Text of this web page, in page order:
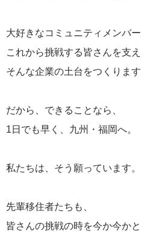
大好きなコミュニティメンバー
これから挑戦する皆さんを支え
そんな企業の土台をつくります
だから、できることなら、
1日でも早く、九州・福岡へ。
私たちは、そう願っています。
先輩移住者たちも、
皆さんの挑戦の時を今か今かと